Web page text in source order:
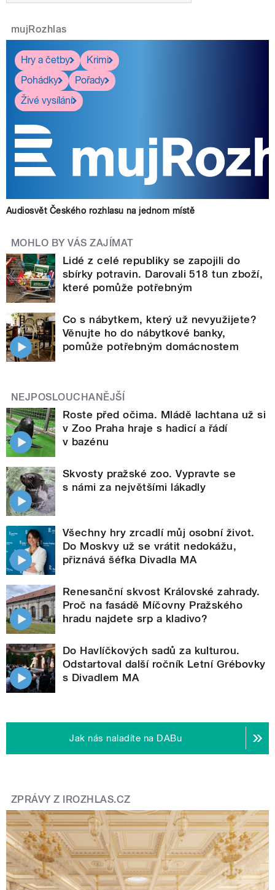
mujRozhlas
Hry a četby
Krimi
Pohádky
Pořady
Živé vysílání
Audiosvět Českého rozhlasu na jednom místě
MOHLO BY VÁS ZAJÍMAT
Lidé z celé republiky se zapojili do
sbírky potravin. Darovali 518 tun zboží,
které pomůže potřebným
Co s nábytkem, který už nevyužijete?
Věnujte ho do nábytkové banky,
pomůže potřebným domácnostem
NEJPOSLOUCHANĚJŠÍ
Roste před očima. Mládě lachtana už si
v Zoo Praha hraje s hadicí a řádí
v bazénu
Skvosty pražské zoo. Vypravte se
s námi za největšími lákadly
Všechny hry zrcadlí můj osobní život.
Do Moskvy už se vrátit nedokážu,
přiznává šéfka Divadla MA
Renesanční skvost Královské zahrady.
Proč na fasádě Míčovny Pražského
hradu najdete srp a kladivo?
Do Havlíčkových sadů za kulturou.
Odstartoval další ročník Letní Grébovky
s Divadlem MA
Jak nás naladíte na DABu
ZPRÁVY Z IROZHLAS.CZ